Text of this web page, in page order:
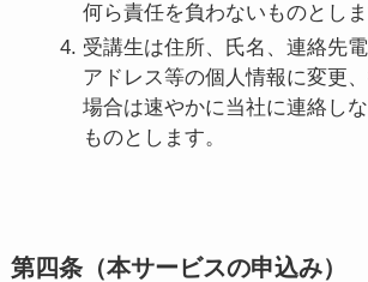
何ら責任を負わないものとしま
受講生は住所、氏名、連絡先
アドレス等の個人情報に変更
場合は速やかに当社に連絡し
ものとします。
第四条（本サービスの申込み）